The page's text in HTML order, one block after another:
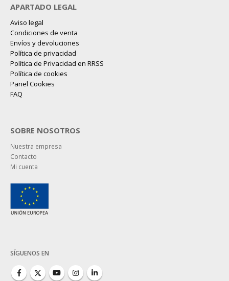
APARTADO LEGAL
Aviso legal
Condiciones de venta
Envíos y devoluciones
Política de privacidad
Política de Privacidad en RRSS
Política de cookies
Panel Cookies
FAQ
SOBRE NOSOTROS
Nuestra empresa
Contacto
Mi cuenta
SÍGUENOS EN